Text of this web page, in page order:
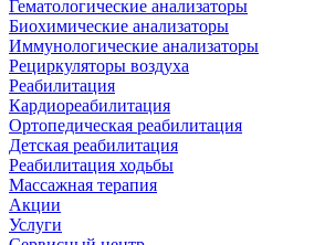
Гематологические анализаторы
Биохимические анализаторы
Иммунологические анализаторы
Рециркуляторы воздуха
Реабилитация
Кардиореабилитация
Ортопедическая реабилитация
Детская реабилитация
Реабилитация ходьбы
Массажная терапия
Акции
Услуги